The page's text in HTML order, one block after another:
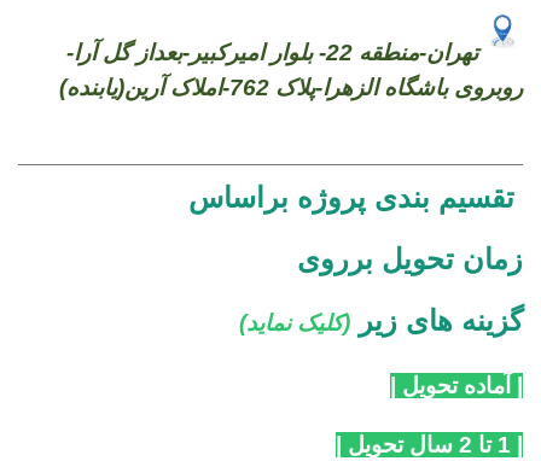
تهران-منطقه 22- بلوار امیرکبیر-بعداز گل آرا-
روبروی باشگاه الزهرا-پلاک 762-املاک آرین(یابنده)
تقسیم بندی پروژه براساس
زمان تحویل بر روی
گزینه های زیر (کلیک نماید)
| آماده تحویل
1 تا 2 سال تحویل